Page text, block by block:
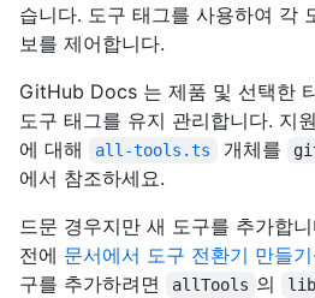
습니다. 도구 태그를 사용하여 각
보를 제어합니다.
GitHub Docs 는 제품 및 선택한
도구 태그를 유지 관리합니다. 지
에 대해
all-tools.ts 개체를
에서 참조하세요.
드문 경우지만 새 도구를 추가합
전에 문서에서 도구 전환기 만들기
구를 추가하려면
allTools 의